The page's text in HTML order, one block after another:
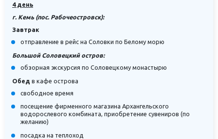
4 день
г. Кемь (пос. Рабочеостровск):
Завтрак
отправление в рейс на Соловки по Белому морю
Большой Соловецкий остров:
обзорная экскурсия по Соловецкому монастырю
Обед в кафе острова
свободное время
посещение фирменного магазина Архангельского
водорослевого комбината, приобретение сувениров (по
желанию)
посадка на теплоход